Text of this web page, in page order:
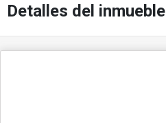
Detalles del inmueble